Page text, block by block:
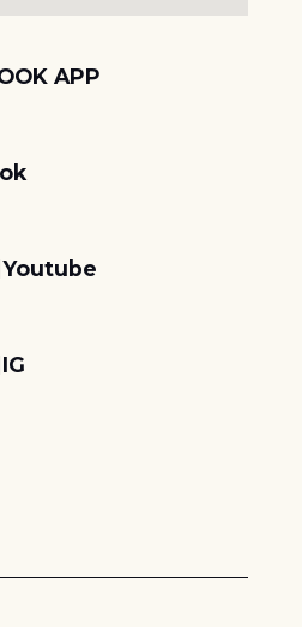
APP
Youtube